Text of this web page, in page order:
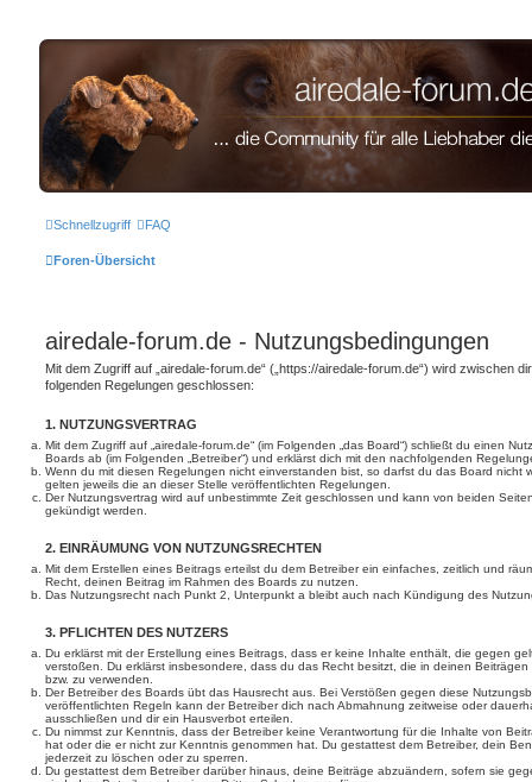
airedale-forum.de
Zum Inhalt
Schnellzugriff FAQ
Foren-Übersicht
airedale-forum.de - Nutzungsbedingungen
Mit dem Zugriff auf „airedale-forum.de“ („https://airedale-forum.de“) wird zwischen
folgenden Regelungen geschlossen:
1. NUTZUNGSVERTRAG
Mit dem Zugriff auf „airedale-forum.de“ (im Folgenden „das Board“) schließt du einen
Boards ab (im Folgenden „Betreiber“) und erklärst dich mit den nachfolgenden
Wenn du mit diesen Regelungen nicht einverstanden bist, so darfst du das Board nicht
gelten jeweils die an dieser Stelle veröffentlichten Regelungen.
Der Nutzungsvertrag wird auf unbestimmte Zeit geschlossen und kann von beiden
gekündigt werden.
2. EINRÄUMUNG VON NUTZUNGSRECHTEN
Mit dem Erstellen eines Beitrags erteilst du dem Betreiber ein einfaches, zeitlich und
Recht, deinen Beitrag im Rahmen des Boards zu nutzen.
Das Nutzungsrecht nach Punkt 2, Unterpunkt a bleibt auch nach Kündigung des
3. PFLICHTEN DES NUTZERS
Du erklärst mit der Erstellung eines Beitrags, dass er keine Inhalte enthält, die gegen
verstoßen. Du erklärst insbesondere, dass du das Recht besitzt, die in deinen
bzw. zu verwenden.
Der Betreiber des Boards übt das Hausrecht aus. Bei Verstößen gegen diese
veröffentlichten Regeln kann der Betreiber dich nach Abmahnung zeitweise oder
ausschließen und dir ein Hausverbot erteilen.
Du nimmst zur Kenntnis, dass der Betreiber keine Verantwortung für die Inhalte von
hat oder die er nicht zur Kenntnis genommen hat. Du gestattest dem Betreiber, dein
jederzeit zu löschen oder zu sperren.
Du gestattest dem Betreiber darüber hinaus, deine Beiträge abzuändern, sofern sie